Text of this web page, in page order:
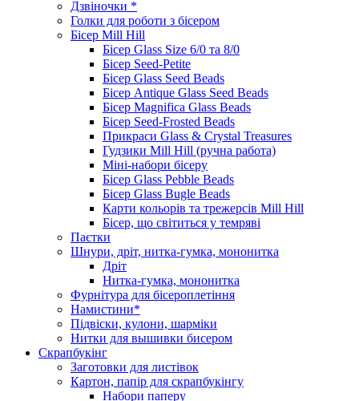
Дзвіночки *
Голки для роботи з бісером
Бісер Mill Hill
Бісер Glass Size 6/0 та 8/0
Бісер Seed-Petite
Бісер Glass Seed Beads
Бісер Antique Glass Seed Beads
Бісер Magnifica Glass Beads
Бісер Seed-Frosted Beads
Прикраси Glass & Crystal Treasures
Гудзики Mill Hill (ручна работа)
Міні-набори бісеру
Бісер Glass Pebble Beads
Бісер Glass Bugle Beads
Карти кольорів та трежерсів Mill Hill
Бісер, що світиться у темряві
Паєтки
Шнури, дріт, нитка-гумка, мононитка
Дріт
Нитка-гумка, мононитка
Фурнітура для бісероплетіння
Намистини*
Підвіски, кулони, шарміки
Нитки для вышивки бисером
Скрапбукінг
Заготовки для листівок
Картон, папір для скрапбукінгу
Набори паперу